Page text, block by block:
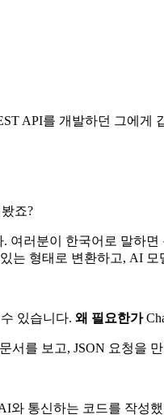
API를 개발하던 그에게
죠?
여러분이 한국어로 말하
는 형태로 변환하고, AI
있습니다. 왜 필요한가
를 보고, JSON 요청을
와 통신하는 코드를 작성